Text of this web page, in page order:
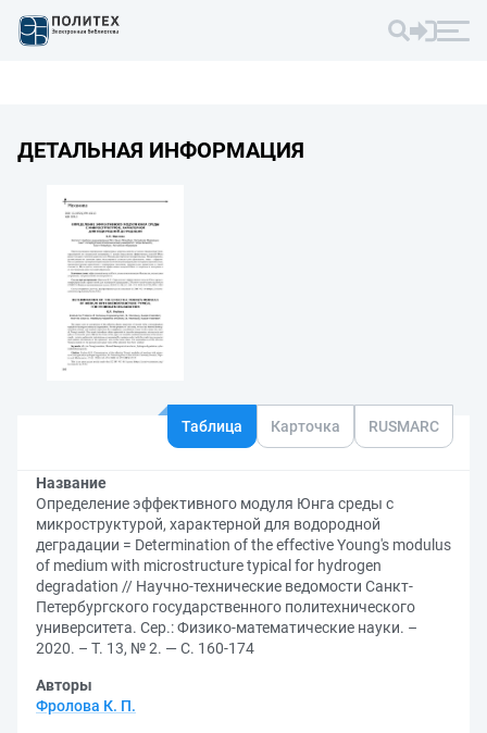
ДЕТАЛЬНАЯ ИНФОРМАЦИЯ
Таблица Карточка RUSMARC
Название
Определение эффективного модуля Юнга среды с
микроструктурой, характерной для водородной
деградации = Determination of the effective Young's modulus
of medium with microstructure typical for hydrogen
degradation // Научно-технические ведомости Санкт-
Петербургского государственного политехнического
университета. Сер.: Физико-математические науки. –
2020. – Т. 13, № 2. — С. 160-174
Авторы
Фролова К. П.